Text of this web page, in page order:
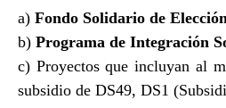
a) Fondo Solidario de
b) Programa de Integración
c) Proyectos que incluyan al
subsidio de DS49, DS1